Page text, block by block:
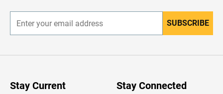
c
e
d
n
r
SUBSCRIBE
Stay Current Stay Connected